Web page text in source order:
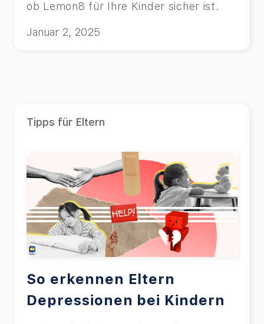
ob Lemon8 für Ihre Kinder sicher ist.
Januar 2, 2025
Tipps für Eltern
So erkennen Eltern
Depressionen bei Kindern